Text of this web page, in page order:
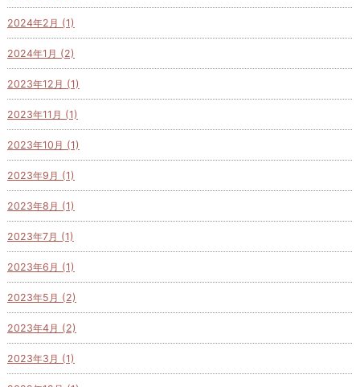
2024年2月 (1)
2024年1月 (2)
2023年12月 (1)
2023年11月 (1)
2023年10月 (1)
2023年9月 (1)
2023年8月 (1)
2023年7月 (1)
2023年6月 (1)
2023年5月 (2)
2023年4月 (2)
2023年3月 (1)